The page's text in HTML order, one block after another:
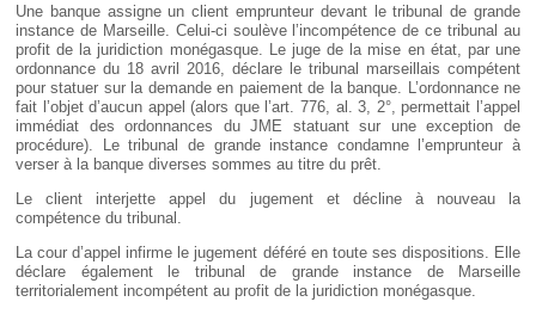
Une banque assigne un client emprunteur devant le tribunal de grande
instance de Marseille. Celui-ci soulève l’incompétence de ce tribunal au
profit de la juridiction monégasque. Le juge de la mise en état, par une
ordonnance du 18 avril 2016, déclare le tribunal marseillais compétent
pour statuer sur la demande en paiement de la banque. L’ordonnance ne
fait l’objet d’aucun appel (alors que l’art. 776, al. 3, 2°, permettait l’appel
immédiat des ordonnances du JME statuant sur une exception de
procédure). Le tribunal de grande instance condamne l’emprunteur à
verser à la banque diverses sommes au titre du prêt.
Le client interjette appel du jugement et décline à nouveau la
compétence du tribunal.
La cour d’appel infirme le jugement déféré en toute ses dispositions. Elle
déclare également le tribunal de grande instance de Marseille
territorialement incompétent au profit de la juridiction monégasque.